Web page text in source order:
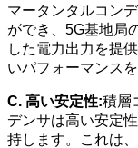
マータンタルコン
ができ、5G基地局
した電力出力を提
いパフォーマンス
C. 高い安定性:積層
デンサは高い安定
持します。これは